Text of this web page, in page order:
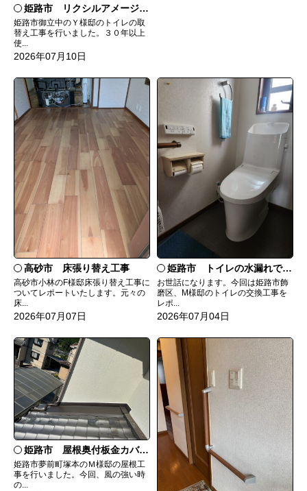
姫路市 リクシルアメージュシャワートイレ
姫路市御立中のＹ様邸のトイレの取
替え工事を行いました。３０年以上
使...
2026年07月10日
高砂市 床張り替え工事
高砂市小林のF様邸床張り替え工事に
ついてレポートいたします。元々の
床...
2026年07月07日
姫路市 トイレの水漏れで交換
お世話になります。今回は姫路市飾
磨区、M様邸のトイレの交換工事を
レポ...
2026年07月04日
姫路市 屋根奥付板金カバー工事
姫路市夢前町塚本のＭ様邸の屋根工
事を行いました。今回、風の強い時
の...